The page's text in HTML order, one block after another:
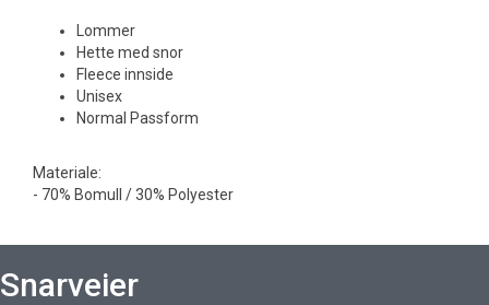
Lommer
Hette med snor
Fleece innside
Unisex
Normal Passform
Materiale:
- 70% Bomull / 30% Polyester
Snarveier